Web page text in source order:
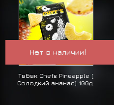
Нет в наличии!
Табак Chefs Pineapple (
Солодкий ананас) 100g.